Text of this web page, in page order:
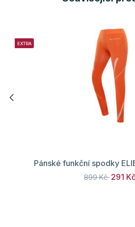
EXTRA
Pánské funkční spodky
899 Kč 291